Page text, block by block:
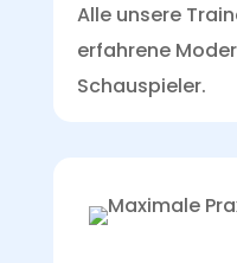
Alle unsere
erfahrene
Schauspieler.